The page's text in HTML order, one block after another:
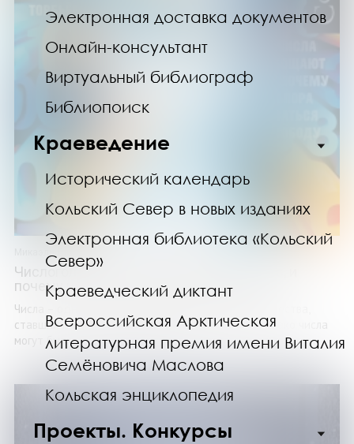
Электронная доставка документов
Онлайн-консультант
Виртуальный библиограф
Библиопоиск
Краеведение
Исторический календарь
Кольский Север в новых изданиях
Электронная библиотека «Кольский
Север»
Краеведческий диктант
Всероссийская Арктическая
литературная премия имени Виталия
Семёновича Маслова
Кольская энциклопедия
Проекты. Конкурсы
Числоголики. Как числа порабощают нас, и
почему нам пора вырваться на свободу
Числа – одно из важнейших изобретений человечества,
ставших неотъемлемой частью цивилизации. Однако числа
могут быть не только полезны, но и ...